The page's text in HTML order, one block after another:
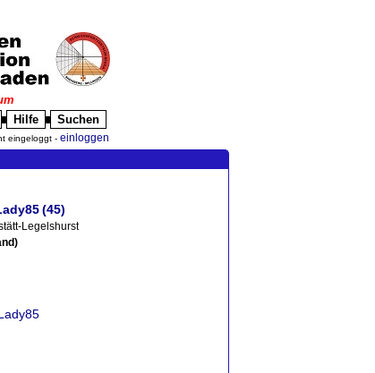
Hilfe Suchen
eingeloggt - einloggen
(45)
Legelshurst